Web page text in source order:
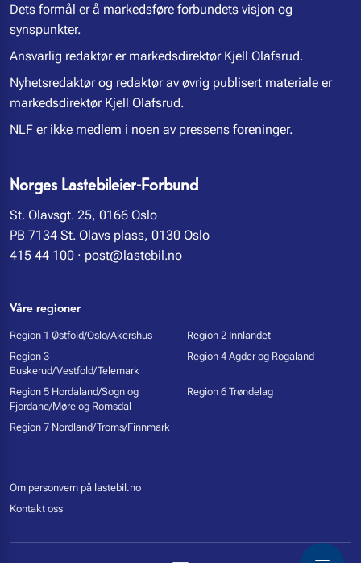
Dets formål er å markedsføre forbundets visjon og
synspunkter.
Ansvarlig redaktør er markedsdirektør Kjell Olafsrud.
Nyhetsredaktør og redaktør av øvrig publisert materiale er
markedsdirektør Kjell Olafsrud.
NLF er ikke medlem i noen av pressens foreninger.
Norges Lastebileier-Forbund
St. Olavsgt. 25, 0166 Oslo
PB 7134 St. Olavs plass, 0130 Oslo
415 44 100 · post@lastebil.no
Våre regioner
Region 1 Østfold/Oslo/Akershus
Region 2 Innlandet
Region 3
Buskerud/Vestfold/Telemark
Region 4 Agder og Rogaland
Region 5 Hordaland/Sogn og
Fjordane/Møre og Romsdal
Region 6 Trøndelag
Region 7 Nordland/Troms/Finnmark
Om personvern på lastebil.no
Kontakt oss